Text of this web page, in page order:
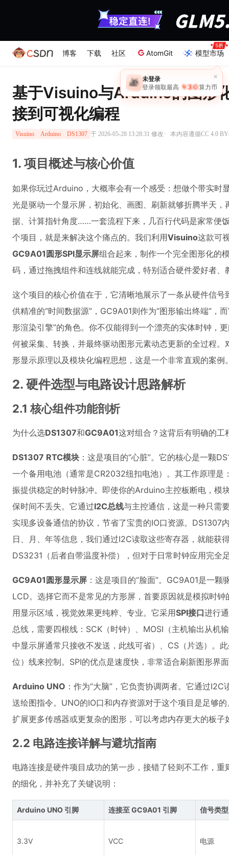
博客 下载 社区 AtomGit 模型市场
×
🎁 未登录
登录领取最高 ￥30 算力币
基于Visuino与Arduino的图形
接到可视化编程
Visuino Arduino DS1307 于 2026-05-28 13:28:31 修改· 本内容遵循CC 4.0
1. 项目概述与核心价值
如果你玩过Arduino，大概率会有一个感受：想做个带实时
光是驱动一个显示屏，初始化、画图、刷新就够折腾半天
据、计算指针角度……一套流程下来，几百行代码是家常便
个项目，就是来解决这个痛点的。我们利用Visuino这款可
GC9A01圆形SPI显示屏组合起来，制作一个完全图形化的
码，通过拖拽组件和连线就能完成，特别适合硬件爱好者
这个项目的核心价值在于，它清晰地展示了一条从硬件信
供精准的“时间数据源”，GC9A01则作为“图形输出终端”，
形渲染引擎”的角色。你不仅能得到一个漂亮的实体时钟，
何被采集、转换，并最终驱动图形元素动态更新的全过程。
形显示原理以及模块化编程思想，这是一个非常直观的案例
2. 硬件选型与电路设计思路解析
2.1 核心组件功能剖析
为什么选DS1307和GC9A01这对组合？这背后有明确的工
DS1307 RTC模块 ：这是项目的“心脏”。它的核心是一颗
一个备用电池（通常是CR2032纽扣电池）。其工作原理是
振提供稳定的时钟脉冲。即使你的Arduino主控板断电，模
保时间不丢失。它通过I2C总线与主控通信，这是一种只需
实现多设备通信的协议，节省了宝贵的IO口资源。DS1307
日、月、年等信息，我们通过I2C读取这些寄存器，就能获
DS3231（后者自带温度补偿），但对于日常时钟应用完全
GC9A01圆形显示屏 ：这是项目的“脸面”。GC9A01是一
LCD。选择它而不是常见的方形屏，首要原因就是模拟时
用显示区域，视觉效果更纯粹、专业。它采用SPI接口进行
总线，需要四根线：SCK（时钟）、MOSI（主机输出从机
中显示屏通常只接收不发送，此线可省）、CS（片选）。
位）线来控制。SPI的优点是速度快，非常适合刷新图形界
Arduino UNO ：作为“大脑”，它负责协调两者。它通过
送绘图指令。UNO的IO口和内存资源对于这个项目是足够
扩展更多传感器或更复杂的图形，可以考虑内存更大的板子
2.2 电路连接详解与避坑指南
电路连接是硬件项目成功的第一步，接错了轻则不工作，
的细化，并补充了关键说明：
Arduino UNO 引脚 连接至 GC9A01 引脚 信号类型
3.3V VCC 电源